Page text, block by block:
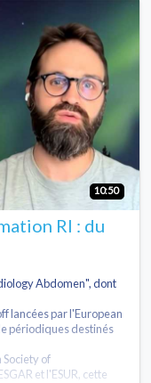
10:50
RI : du
Abdomen", dont
lancées par l'European
périodiques destinés
of
et l'ESUR, cette